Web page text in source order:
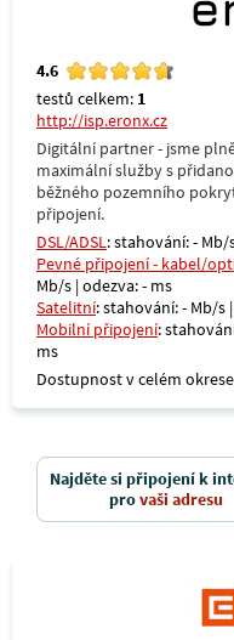
4.6
testů celkem: 1
http://isp.eronx.cz
Digitální partner - jsme
maximální služby s
běžného pozemního
připojení.
DSL/ADSL: stahování: -
Pevné připojení - kabel/
Mb/s | odezva: - ms
Satelitní: stahování: - Mb/s
Mobilní připojení:
ms
Dostupnost v celém
Najděte si připojení k
provaši adresu